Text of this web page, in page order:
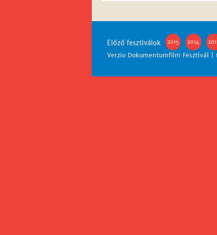
Előző fesztiválok 2015 2014
Verzio Dokumentumfilm Fesztivál |